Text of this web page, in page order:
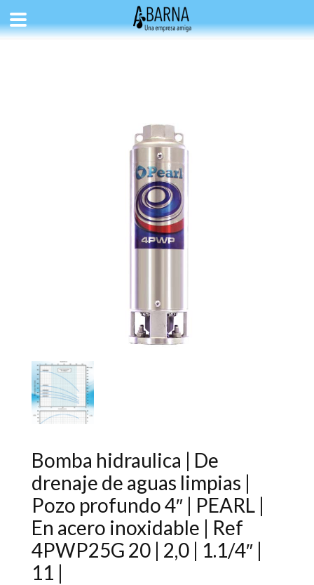
Bomba hidraulica | De
drenaje de aguas limpias |
Pozo profundo 4″ | PEARL |
En acero inoxidable | Ref
4PWP25G 20 | 2,0 | 1.1/4″ |
11 |